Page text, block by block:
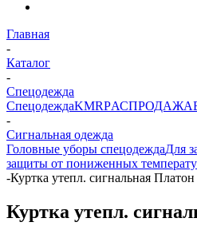
Главная
-
Каталог
-
Спецодежда
СпецодеждаKMRPАСПРОДАЖА
-
Сигнальная одежда
Головные уборы спецодеждаДля
защиты от пониженных
-Куртка утепл. сигнальная
Куртка утепл.